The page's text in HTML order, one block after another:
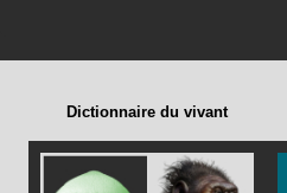
Dictionnaire du vivant